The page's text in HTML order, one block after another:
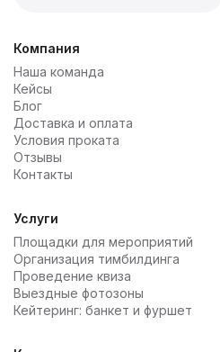
Компания
Наша команда
Кейсы
Блог
Доставка и оплата
Условия проката
Отзывы
Контакты
Услуги
Площадки для мероприятий
Организация тимбилдинга
Проведение квиза
Выездные фотозоны
Кейтеринг: банкет и фуршет